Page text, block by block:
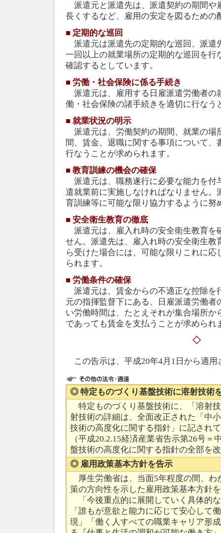
派遣元と派遣先は、派遣契約の期間や
長くするなど、雇用の安定を図るための
■ 定期的な巡回
派遣元は派遣先の定期的な巡回、派遣
一回以上の就業場所の定期的な巡回を行
確認するとしています。
■ 労働・社会保険に係る手続き
派遣元は、雇用する日雇派遣労働者の
働・社会保険の諸手続きを適切に行なう
■ 就業状況の明示
派遣元は、労働契約の期間、就業の場
間、賃金、退職に関する事項について
行なうことが求められます。
■ 教育訓練の機会の確保
派遣元は、職務遂行に必要な能力を付
遣就業前に実施しなければなりません。
育訓練等に可能な限り協力するように努
■ 安全衛生教育の徹底
派遣元は、雇入れ時の安全衛生教育を
せん。派遣先は、雇入れ時の安全衛生教
ら受けた場合には、可能な限りこれに
られます。
■ 労働条件の確保
派遣元は、賃金からの不適正な控除を
元の指揮監督下にある、日雇派遣労働者
い労働時間は、たとえそれが集合場所か
であっても賃金を支払うことが求められ
◇
この告示は、平成20年4月1日から適用
◎ 特定ものづくり基盤技術に溶射技術
特定ものづくり基盤技術に、「溶射
射技術の詳細は、全面改正された「中
技術の高度化に関する指針」に記され
（平成20.2.15経済産業省告示第26号
盤技術の高度化に関する指針の全部を
◎ 雇用政策基本方針を告示
厚生労働省は、当面5年程度の間、わ
策の方向性を示した雇用政策基本方針
「今後重点的に展開していく具体的
「誰もが意欲と能力に応じて安心して
現」「働く人すべての職業キャリア形